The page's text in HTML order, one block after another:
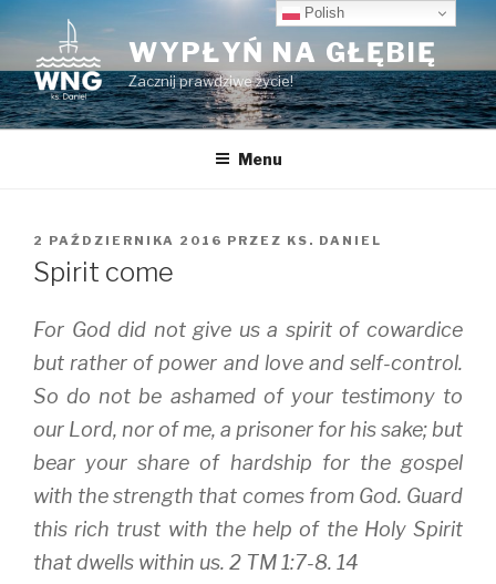
Przeskocz
do
treści
WYPŁYŃ NA GŁĘBIĘ
Zacznij prawdziwe życie!
Menu
OPUBLIKOWANE
W
2 PAŹDZIERNIKA 2016 PRZEZ KS. DANIEL
Spirit come
For God did not give us a spirit of cowardice
but rather of power and love and self-control.
So do not be ashamed of your testimony to
our Lord, nor of me, a prisoner for his sake; but
bear your share of hardship for the gospel
with the strength that comes from God. Guard
this rich trust with the help of the Holy Spirit
that dwells within us. 2 TM 1:7-8. 14
Polish